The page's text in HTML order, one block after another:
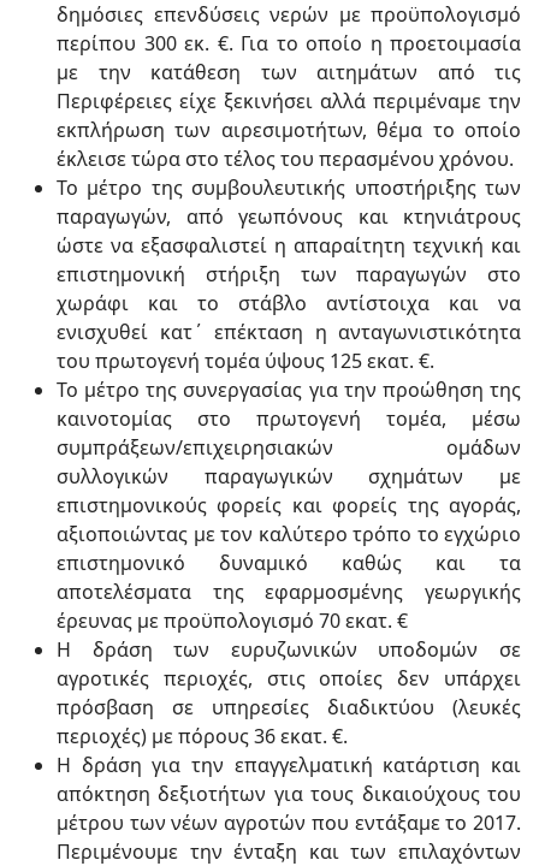
δημόσιες επενδύσεις νερών με προϋπολογισμό
περίπου 300 εκ. €. Για το οποίο η προετοιμασία
με την κατάθεση των αιτημάτων από τις
Περιφέρειες είχε ξεκινήσει αλλά περιμέναμε την
εκπλήρωση των αιρεσιμοτήτων, θέμα το οποίο
έκλεισε τώρα στο τέλος του περασμένου χρόνου.
Το μέτρο της συμβουλευτικής υποστήριξης των
παραγωγών, από γεωπόνους και κτηνιάτρους
ώστε να εξασφαλιστεί η απαραίτητη τεχνική και
επιστημονική στήριξη των παραγωγών στο
χωράφι και το στάβλο αντίστοιχα και να
ενισχυθεί κατ΄ επέκταση η ανταγωνιστικότητα
του πρωτογενή τομέα ύψους 125 εκατ. €.
Το μέτρο της συνεργασίας για την προώθηση της
καινοτομίας στο πρωτογενή τομέα, μέσω
συμπράξεων/επιχειρησιακών ομάδων
συλλογικών παραγωγικών σχημάτων με
επιστημονικούς φορείς και φορείς της αγοράς,
αξιοποιώντας με τον καλύτερο τρόπο το εγχώριο
επιστημονικό δυναμικό καθώς και τα
αποτελέσματα της εφαρμοσμένης γεωργικής
έρευνας με προϋπολογισμό 70 εκατ. €
Η δράση των ευρυζωνικών υποδομών σε
αγροτικές περιοχές, στις οποίες δεν υπάρχει
πρόσβαση σε υπηρεσίες διαδικτύου (λευκές
περιοχές) με πόρους 36 εκατ. €.
Η δράση για την επαγγελματική κατάρτιση και
απόκτηση δεξιοτήτων για τους δικαιούχους του
μέτρου των νέων αγροτών που εντάξαμε το 2017.
Περιμένουμε την ένταξη και των επιλαχόντων